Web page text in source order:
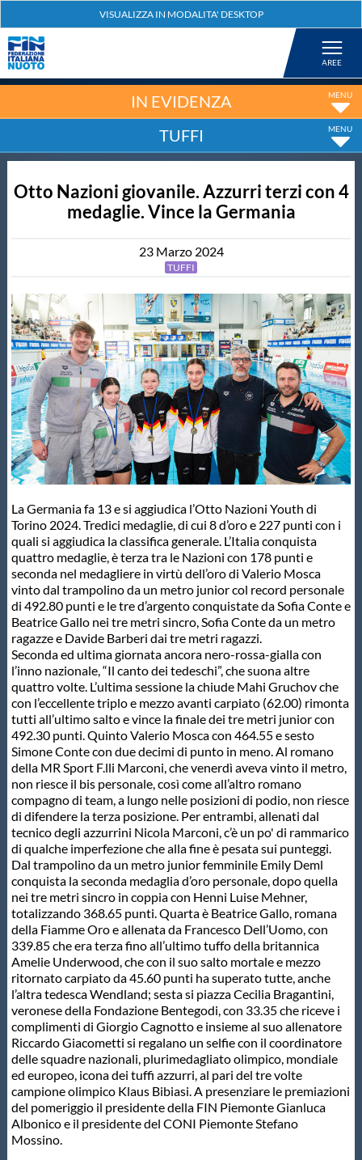
Nuoto
Tuffi
Fondo
Salvamento
Master
Formazione
Scuole Nuoto
Propaganda
Centri Federali
Area Legislativa
Protezione Civile
Qualità
Sostenibilità
Privacy
Cookie Policy
Archivio News
Flash News
Galleria fotografica
Videogallery
IN EVIDENZA
TUFFI
Otto Nazioni giovanile. Azzurri terzi con 4
medaglie. Vince la Germania
23 Marzo 2024
TUFFI
La Germania fa 13 e si aggiudica l’Otto Nazioni Youth di
Torino 2024. Tredici medaglie, di cui 8 d’oro e 227 punti con i
quali si aggiudica la classifica generale. L’Italia conquista
quattro medaglie, è terza tra le Nazioni con 178 punti e
seconda nel medagliere in virtù dell’oro di Valerio Mosca
vinto dal trampolino da un metro junior col record personale
di 492.80 punti e le tre d’argento conquistate da Sofia Conte e
Beatrice Gallo nei tre metri sincro, Sofia Conte da un metro
ragazze e Davide Barberi dai tre metri ragazzi.
Seconda ed ultima giornata ancora nero-rossa-gialla con
l’inno nazionale, “Il canto dei tedeschi”, che suona altre
quattro volte. L’ultima sessione la chiude Mahi Gruchov che
con l’eccellente triplo e mezzo avanti carpiato (62.00) rimonta
tutti all’ultimo salto e vince la finale dei tre metri junior con
492.30 punti. Quinto Valerio Mosca con 464.55 e sesto
Simone Conte con due decimi di punto in meno. Al romano
della MR Sport F.lli Marconi, che venerdì aveva vinto il metro,
non riesce il bis personale, così come all’altro romano
compagno di team, a lungo nelle posizioni di podio, non riesce
di difendere la terza posizione. Per entrambi, allenati dal
tecnico degli azzurrini Nicola Marconi, c’è un po' di rammarico
di qualche imperfezione che alla fine è pesata sui punteggi.
Dal trampolino da un metro junior femminile Emily Deml
conquista la seconda medaglia d’oro personale, dopo quella
nei tre metri sincro in coppia con Henni Luise Mehner,
totalizzando 368.65 punti. Quarta è Beatrice Gallo, romana
della Fiamme Oro e allenata da Francesco Dell’Uomo, con
339.85 che era terza fino all’ultimo tuffo della britannica
Amelie Underwood, che con il suo salto mortale e mezzo
ritornato carpiato da 45.60 punti ha superato tutte, anche
l’altra tedesca Wendland; sesta si piazza Cecilia Bragantini,
veronese della Fondazione Bentegodi, con 33.35 che riceve i
complimenti di Giorgio Cagnotto e insieme al suo allenatore
Riccardo Giacometti si regalano un selfie con il coordinatore
delle squadre nazionali, plurimedagliato olimpico, mondiale
ed europeo, icona dei tuffi azzurri, al pari del tre volte
campione olimpico Klaus Bibiasi. A presenziare le premiazioni
del pomeriggio il presidente della FIN Piemonte Gianluca
Albonico e il presidente del CONI Piemonte Stefano
Mossino.